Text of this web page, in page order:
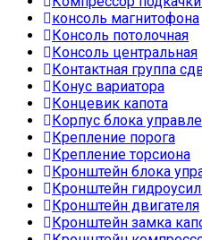
консоль магнитофона
Консоль потолочная
Консоль центральная
Контактная группа
Конус вариатора
Концевик капота
Корпус блока
Крепление порога
Крепление торсиона
Кронштейн блока
Кронштейн
Кронштейн двигателя
Кронштейн замка